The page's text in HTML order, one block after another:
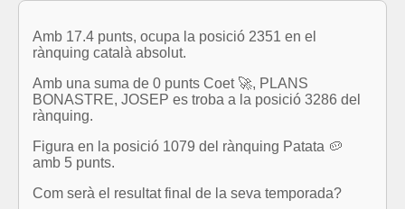
Amb 17.4 punts, ocupa la posició 2351 en el
rànquing català absolut.
Amb una suma de 0 punts Coet 🚀, PLANS
BONASTRE, JOSEP es troba a la posició 3286 del
rànquing.
Figura en la posició 1079 del rànquing Patata 🥔
amb 5 punts.
Com serà el resultat final de la seva temporada?